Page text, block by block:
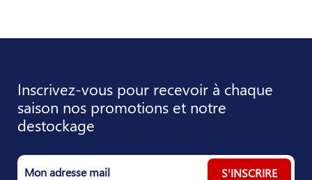
Inscrivez-vous pour recevoir à chaque
saison nos promotions et notre
destockage
S'INSCRIRE